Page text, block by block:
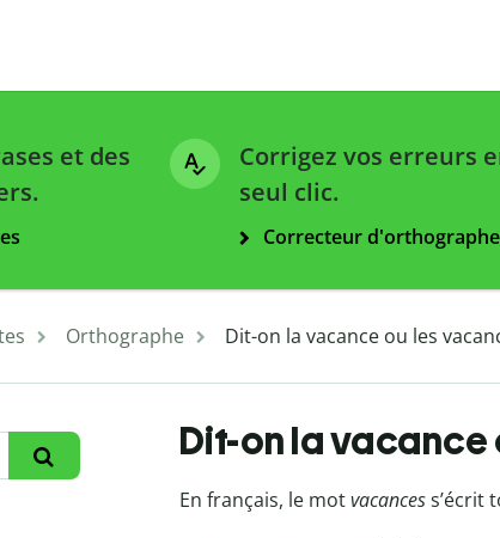
et des
Corrigez vos erreurs
seul clic.
Correcteur d'orthographe
Orthographe Dit-on la vacance ou les
Dit-on la vacance
En français, le motvacancess’écrit